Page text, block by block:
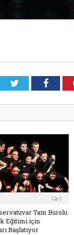
Twitter
0
Tam Burslu
Eğitimi için
Başlatıyor